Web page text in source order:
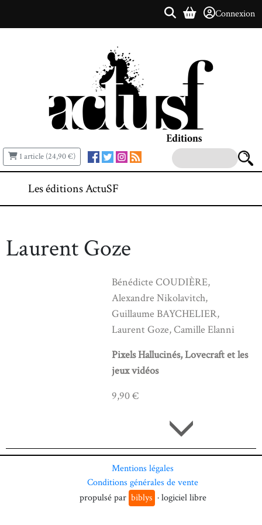
Connexion
1 article (24,90 €)
Les éditions ActuSF
Laurent Goze
Bénédicte COUDIÈRE,
Alexandre Nikolavitch,
Guillaume BAYCHELIER,
Laurent Goze, Camille Elanni
Pixels Hallucinés, Lovecraft et les
jeux vidéos
9,90 €
Mentions légales
Conditions générales de vente
propulsé par biblys · logiciel libre